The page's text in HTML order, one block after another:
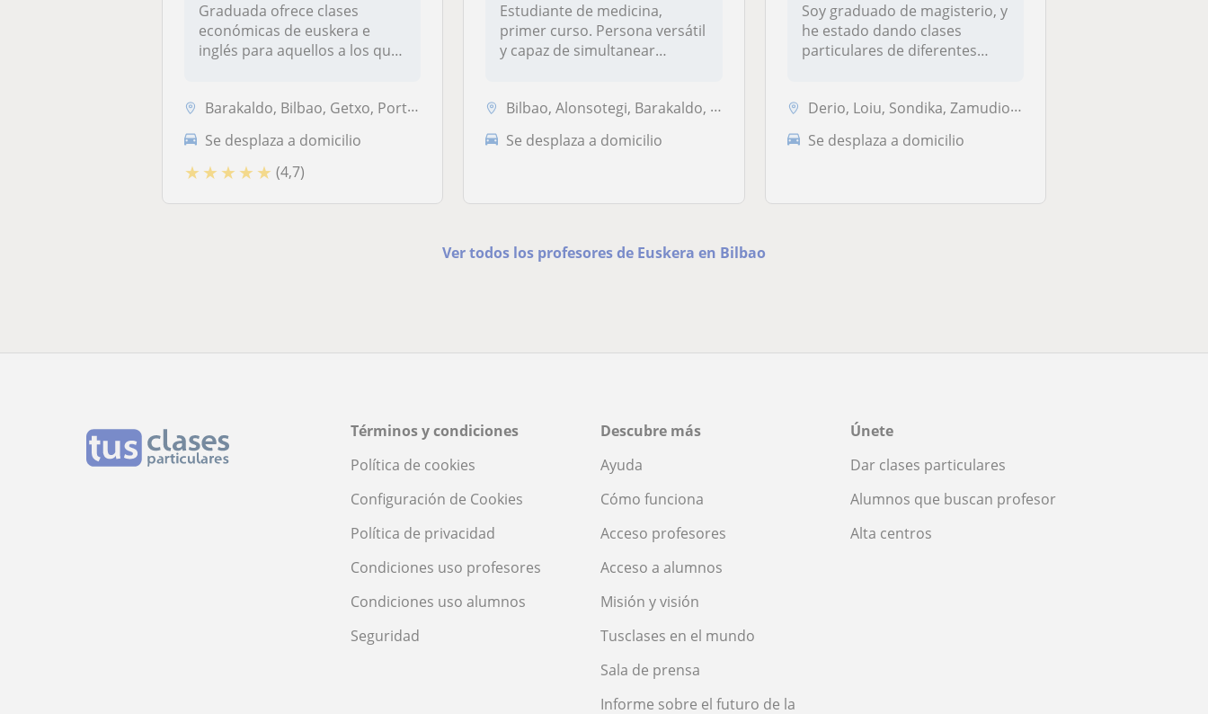
Graduada ofrece clases
económicas de euskera e
inglés para aquellos a los que
Barakaldo, Bilbao, Getxo, Portugalete, Valle de Trápaga-Trapagaran, Or...
Se desplaza a domicilio
★ ★ ★ ★ ★ (4,7)
Estudiante de medicina,
primer curso. Persona versátil
y capaz de simultanear
Bilbao, Alonsotegi, Barakaldo, Sondika
Se desplaza a domicilio
Soy graduado de magisterio, y
he estado dando clases
particulares de diferentes
Derio, Loiu, Sondika, Zamudio, Bilbao
Se desplaza a domicilio
Ver todos los profesores de Euskera en Bilbao
Términos y condiciones
Política de cookies
Configuración de Cookies
Política de privacidad
Condiciones uso profesores
Condiciones uso alumnos
Seguridad
Descubre más
Ayuda
Cómo funciona
Acceso profesores
Acceso a alumnos
Misión y visión
Tusclases en el mundo
Sala de prensa
Informe sobre el futuro de la
Únete
Dar clases particulares
Alumnos que buscan profesor
Alta centros